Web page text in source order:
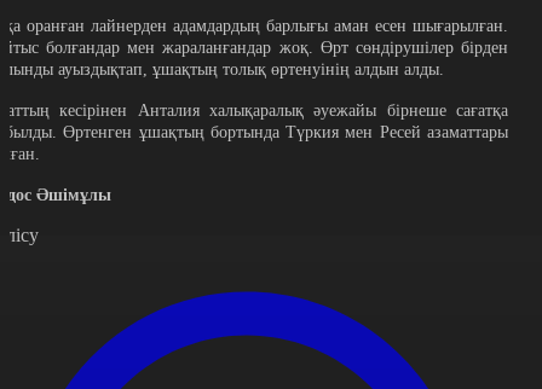
оранған лайнерден адамдардың барлығы аман есен шығарылған.
болғандар мен жараланғандар жоқ. Өрт сөндірушілер бірден
ауыздықтап, ұшақтың толық өртенуінің алдын алды.
кесірінен Анталия халықаралық әуежайы бірнеше сағатқа
Өртенген ұшақтың бортында Түркия мен Ресей азаматтары
Әшімұлы